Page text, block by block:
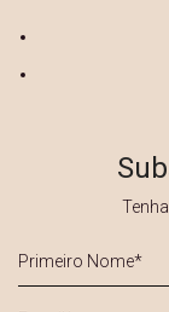
Nome
*